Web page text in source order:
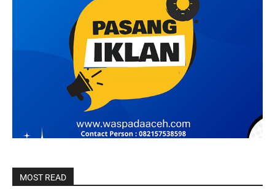
MOST READ